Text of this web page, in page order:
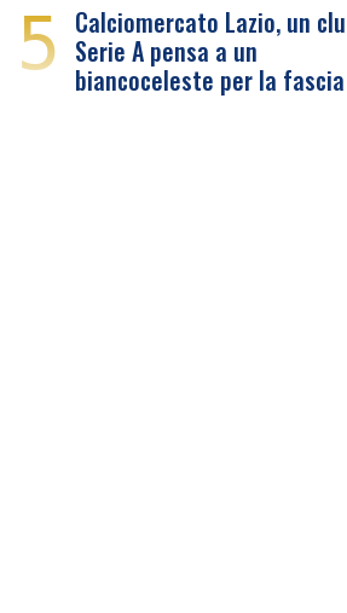
5 Calciomercato Lazio, un
Serie A pensa a un
biancoceleste per la fascia